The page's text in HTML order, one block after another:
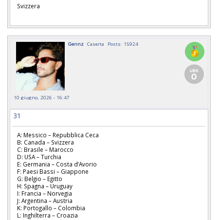
Svizzera
Gennz Caserta Posts: 15924
10 giugno, 2026 - 16:47
31
A: Messico – Repubblica Ceca
B: Canada – Svizzera
C: Brasile – Marocco
D: USA – Turchia
E: Germania – Costa d’Avorio
F: Paesi Bassi – Giappone
G: Belgio – Egitto
H: Spagna – Uruguay
I: Francia – Norvegia
J: Argentina – Austria
K: Portogallo – Colombia
L: Inghilterra – Croazia